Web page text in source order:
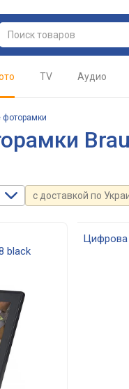
TV Аудио
с доставкой по
black
Цифрова